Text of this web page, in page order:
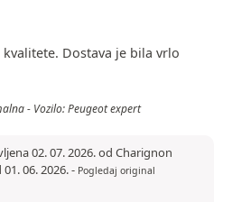
Dostava je bila vrlo
- Vozilo: Peugeot expert
02. 07. 2026. od Charignon
06. 2026.- Pogledaj original